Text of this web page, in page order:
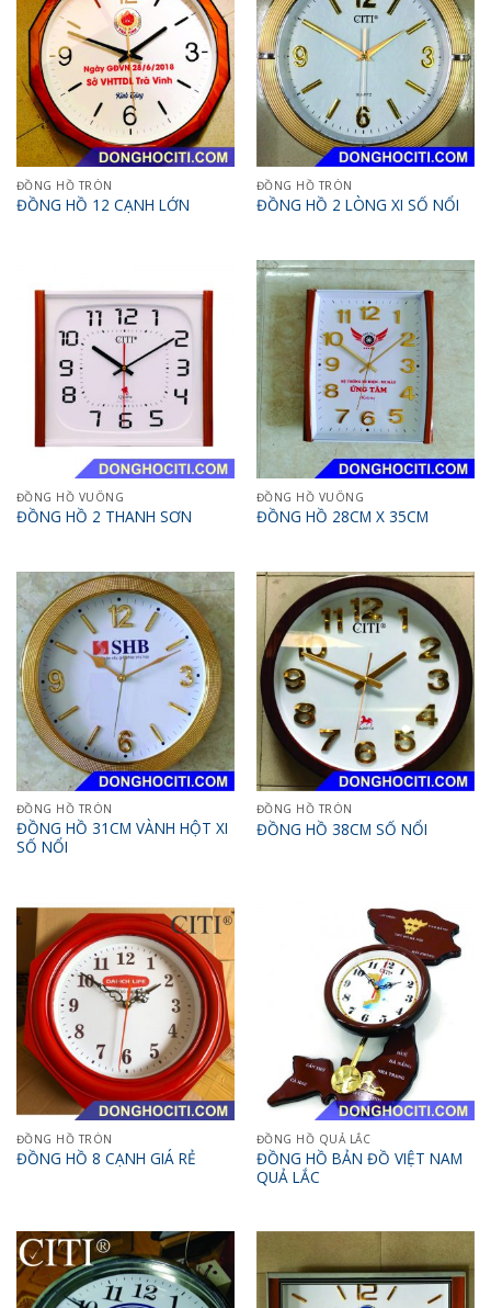
ĐỒNG HỒ TRÒN
ĐỒNG HỒ 12 CẠNH LỚN
ĐỒNG HỒ TRÒN
ĐỒNG HỒ 2 LÒNG XI SỐ NỔI
ĐỒNG HỒ VUÔNG
ĐỒNG HỒ 2 THANH SƠN
ĐỒNG HỒ VUÔNG
ĐỒNG HỒ 28CM X 35CM
ĐỒNG HỒ TRÒN
ĐỒNG HỒ 31CM VÀNH HỘT XI
SỐ NỔI
ĐỒNG HỒ TRÒN
ĐỒNG HỒ 38CM SỐ NỔI
ĐỒNG HỒ TRÒN
ĐỒNG HỒ 8 CẠNH GIÁ RẺ
ĐỒNG HỒ QUẢ LẮC
ĐỒNG HỒ BẢN ĐỒ VIỆT NAM
QUẢ LẮC